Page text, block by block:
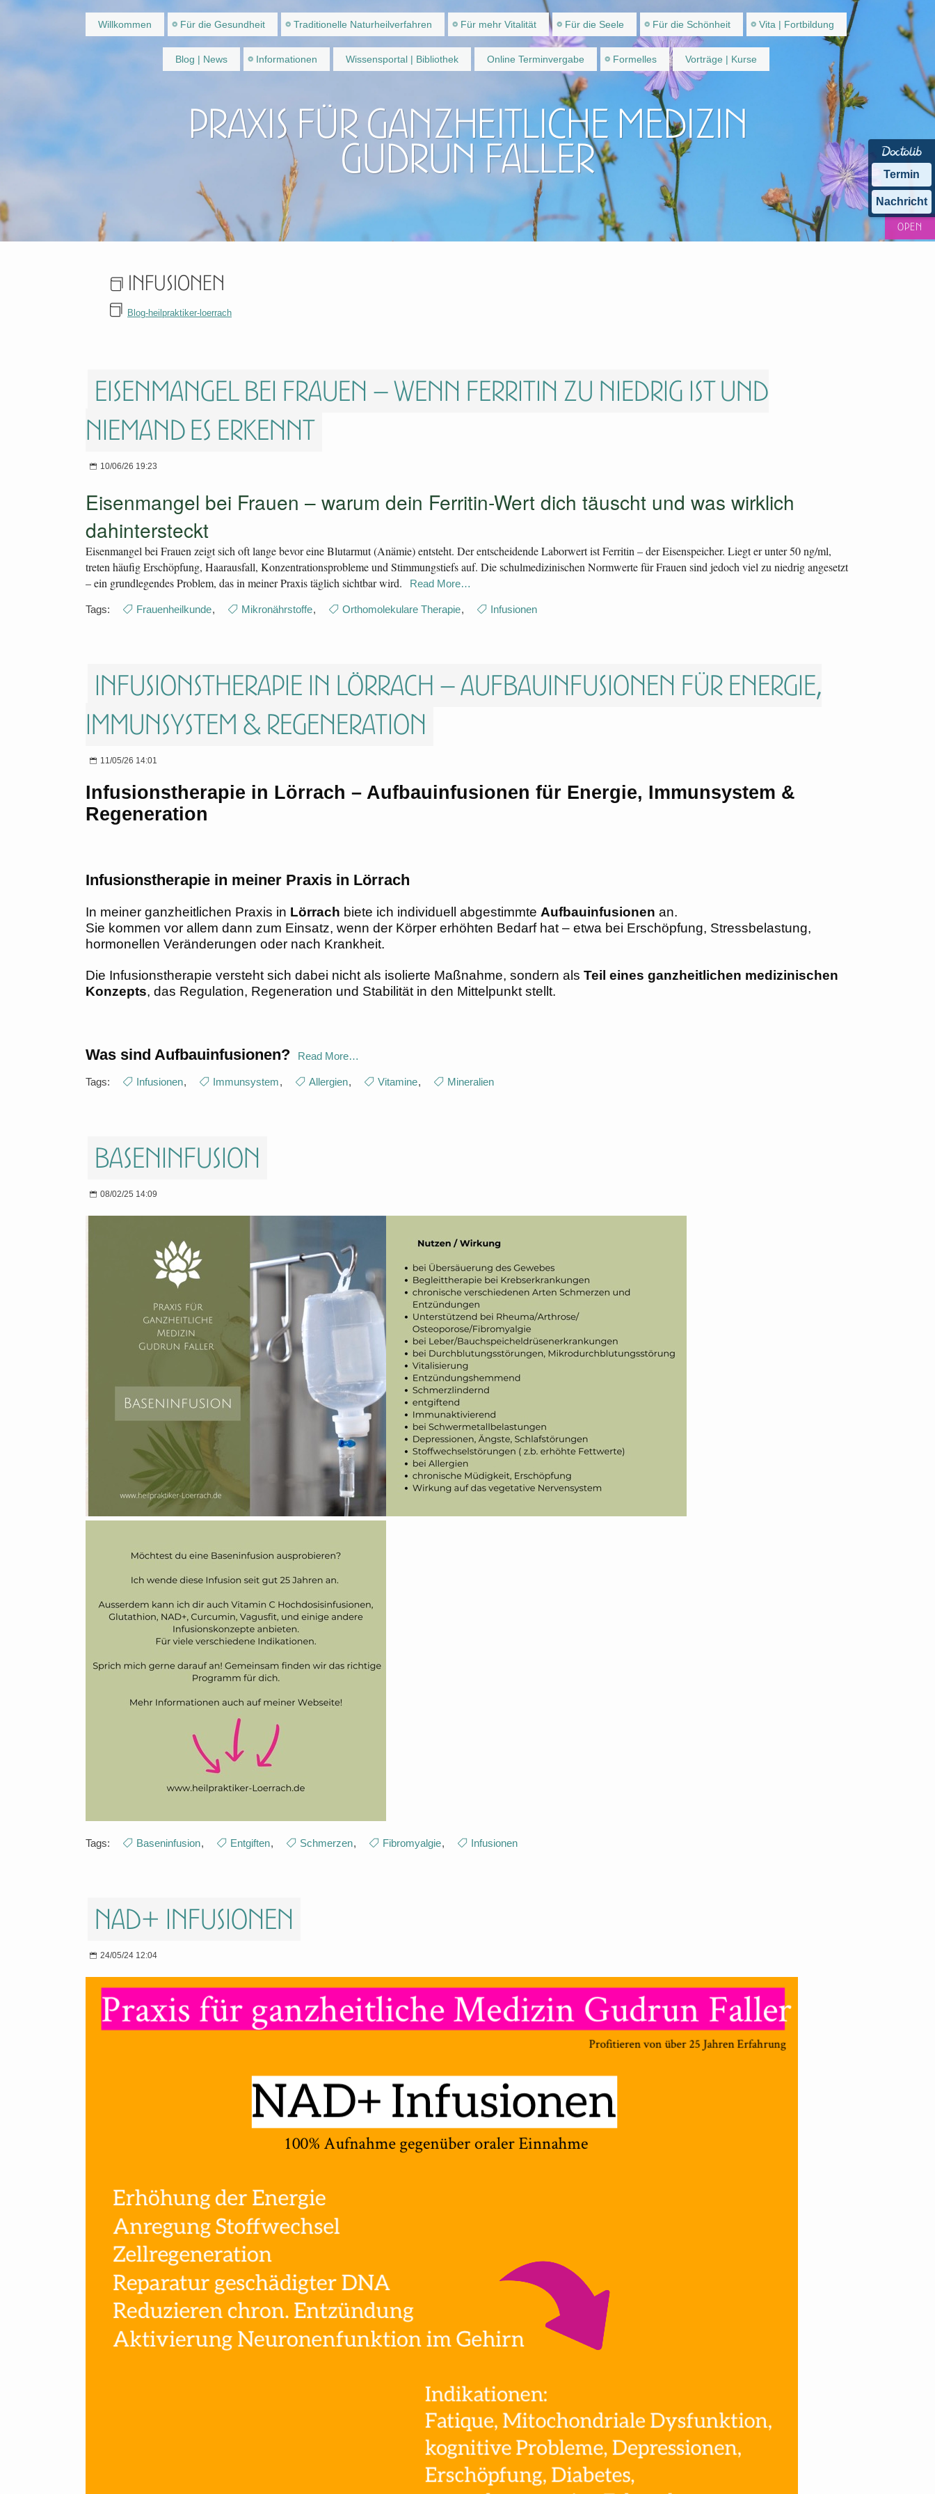
Termin
Nachricht
Willkommen Für die Gesundheit Traditionelle Naturheilverfahren Für mehr Vitalität Für die Seele Für die Schönheit Vita | Fortbildung
Blog | News Informationen Wissensportal | Bibliothek Online Terminvergabe Formelles Vorträge | Kurse
Praxis für ganzheitliche Medizin
Gudrun Faller
Infusionen
Blog-heilpraktiker-loerrach
Eisenmangel bei Frauen – wenn Ferritin zu niedrig ist und
niemand es erkennt
10/06/26 19:23
Eisenmangel bei Frauen – warum dein Ferritin-Wert dich täuscht und was wirklich
dahintersteckt
Eisenmangel bei Frauen zeigt sich oft lange bevor eine Blutarmut (Anämie) entsteht. Der entscheidende Laborwert ist Ferritin – der Eisenspeicher. Liegt er unter 50 ng/ml,
treten häufig Erschöpfung, Haarausfall, Konzentrationsprobleme und Stimmungstiefs auf. Die schulmedizinischen Normwerte für Frauen sind jedoch viel zu niedrig angesetzt
– ein grundlegendes Problem, das in meiner Praxis täglich sichtbar wird.
Read More…
Tags: Frauenheilkunde, Mikronährstoffe, Orthomolekulare Therapie, Infusionen
Infusionstherapie in Lörrach – Aufbauinfusionen für Energie,
Immunsystem & Regeneration
11/05/26 14:01
Infusionstherapie in Lörrach – Aufbauinfusionen für Energie, Immunsystem &
Regeneration
Infusionstherapie in meiner Praxis in Lörrach
In meiner ganzheitlichen Praxis in Lörrach biete ich individuell abgestimmte Aufbauinfusionen an.
Sie kommen vor allem dann zum Einsatz, wenn der Körper erhöhten Bedarf hat – etwa bei Erschöpfung, Stressbelastung,
hormonellen Veränderungen oder nach Krankheit.
Die Infusionstherapie versteht sich dabei nicht als isolierte Maßnahme, sondern als Teil eines ganzheitlichen medizinischen
Konzepts, das Regulation, Regeneration und Stabilität in den Mittelpunkt stellt.
Was sind Aufbauinfusionen? Read More…
Tags: Infusionen, Immunsystem, Allergien, Vitamine, Mineralien
Baseninfusion
08/02/25 14:09
Tags: Baseninfusion, Entgiften, Schmerzen, Fibromyalgie, Infusionen
NAD+ Infusionen
24/05/24 12:04